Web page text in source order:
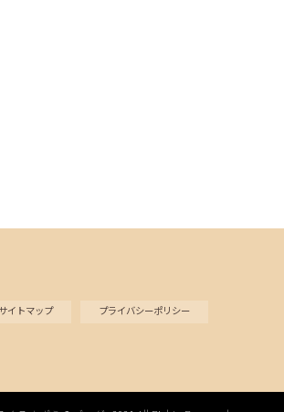
サイトマップ プライバシーポリシー